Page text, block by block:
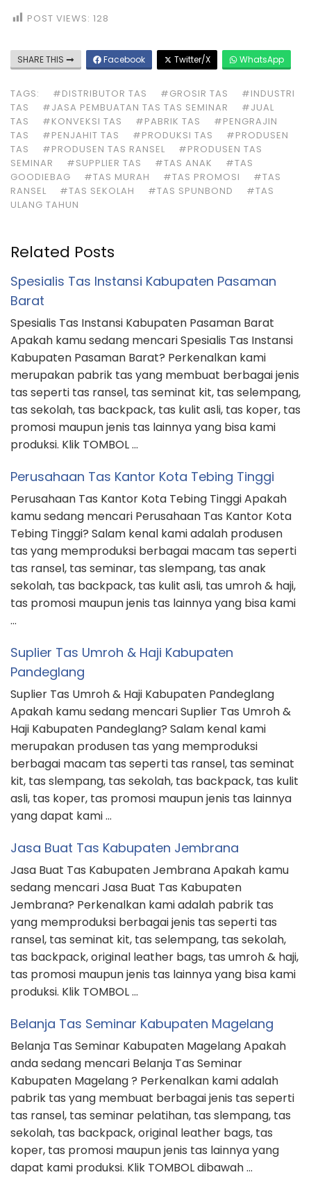
POST VIEWS: 128
SHARE THIS Facebook Twitter/X WhatsApp
TAGS: #DISTRIBUTOR TAS #GROSIR TAS
#INDUSTRI
TAS
#JASA PEMBUATAN TAS TAS SEMINAR
#JUAL
TAS
#KONVEKSI TAS #PABRIK TAS
#PENGRAJIN
TAS
#PENJAHIT TAS #PRODUKSI TAS
#PRODUSEN
TAS
#PRODUSEN TAS RANSEL
#PRODUSEN TAS
SEMINAR
#SUPPLIER TAS #TAS ANAK
#TAS
GOODIEBAG
#TAS MURAH #TAS PROMOSI
#TAS
RANSEL
#TAS SEKOLAH #TAS SPUNBOND
#TAS
ULANG TAHUN
Related Posts
Spesialis Tas Instansi Kabupaten Pasaman
Barat
Spesialis Tas Instansi Kabupaten Pasaman Barat
Apakah kamu sedang mencari Spesialis Tas Instansi
Kabupaten Pasaman Barat? Perkenalkan kami
merupakan pabrik tas yang membuat berbagai jenis
tas seperti tas ransel, tas seminat kit, tas selempang,
tas sekolah, tas backpack, tas kulit asli, tas koper, tas
promosi maupun jenis tas lainnya yang bisa kami
produksi. Klik TOMBOL …
Perusahaan Tas Kantor Kota Tebing Tinggi
Perusahaan Tas Kantor Kota Tebing Tinggi Apakah
kamu sedang mencari Perusahaan Tas Kantor Kota
Tebing Tinggi? Salam kenal kami adalah produsen
tas yang memproduksi berbagai macam tas seperti
tas ransel, tas seminar, tas slempang, tas anak
sekolah, tas backpack, tas kulit asli, tas umroh & haji,
tas promosi maupun jenis tas lainnya yang bisa kami
…
Suplier Tas Umroh & Haji Kabupaten
Pandeglang
Suplier Tas Umroh & Haji Kabupaten Pandeglang
Apakah kamu sedang mencari Suplier Tas Umroh &
Haji Kabupaten Pandeglang? Salam kenal kami
merupakan produsen tas yang memproduksi
berbagai macam tas seperti tas ransel, tas seminat
kit, tas slempang, tas sekolah, tas backpack, tas kulit
asli, tas koper, tas promosi maupun jenis tas lainnya
yang dapat kami …
Jasa Buat Tas Kabupaten Jembrana
Jasa Buat Tas Kabupaten Jembrana Apakah kamu
sedang mencari Jasa Buat Tas Kabupaten
Jembrana? Perkenalkan kami adalah pabrik tas
yang memproduksi berbagai jenis tas seperti tas
ransel, tas seminat kit, tas selempang, tas sekolah,
tas backpack, original leather bags, tas umroh & haji,
tas promosi maupun jenis tas lainnya yang bisa kami
produksi. Klik TOMBOL …
Belanja Tas Seminar Kabupaten Magelang
Belanja Tas Seminar Kabupaten Magelang Apakah
anda sedang mencari Belanja Tas Seminar
Kabupaten Magelang ? Perkenalkan kami adalah
pabrik tas yang membuat berbagai jenis tas seperti
tas ransel, tas seminar pelatihan, tas slempang, tas
sekolah, tas backpack, original leather bags, tas
koper, tas promosi maupun jenis tas lainnya yang
dapat kami produksi. Klik TOMBOL dibawah …